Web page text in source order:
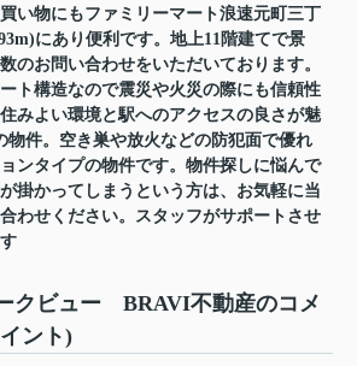
い物にもファミリーマート浪速元町三丁
にあり便利です。地上11階建てで景
のお問い合わせをいただいております。
ト構造なので震災や火災の際にも信頼性
みよい環境と駅へのアクセスの良さが魅
物件。空き巣や放火などの防犯面で優れ
ンタイプの物件です。物件探しに悩んで
掛かってしまうという方は、お気軽に当
わせください。スタッフがサポートさせ
クビュー BRAVI不動産のコメ
ント)